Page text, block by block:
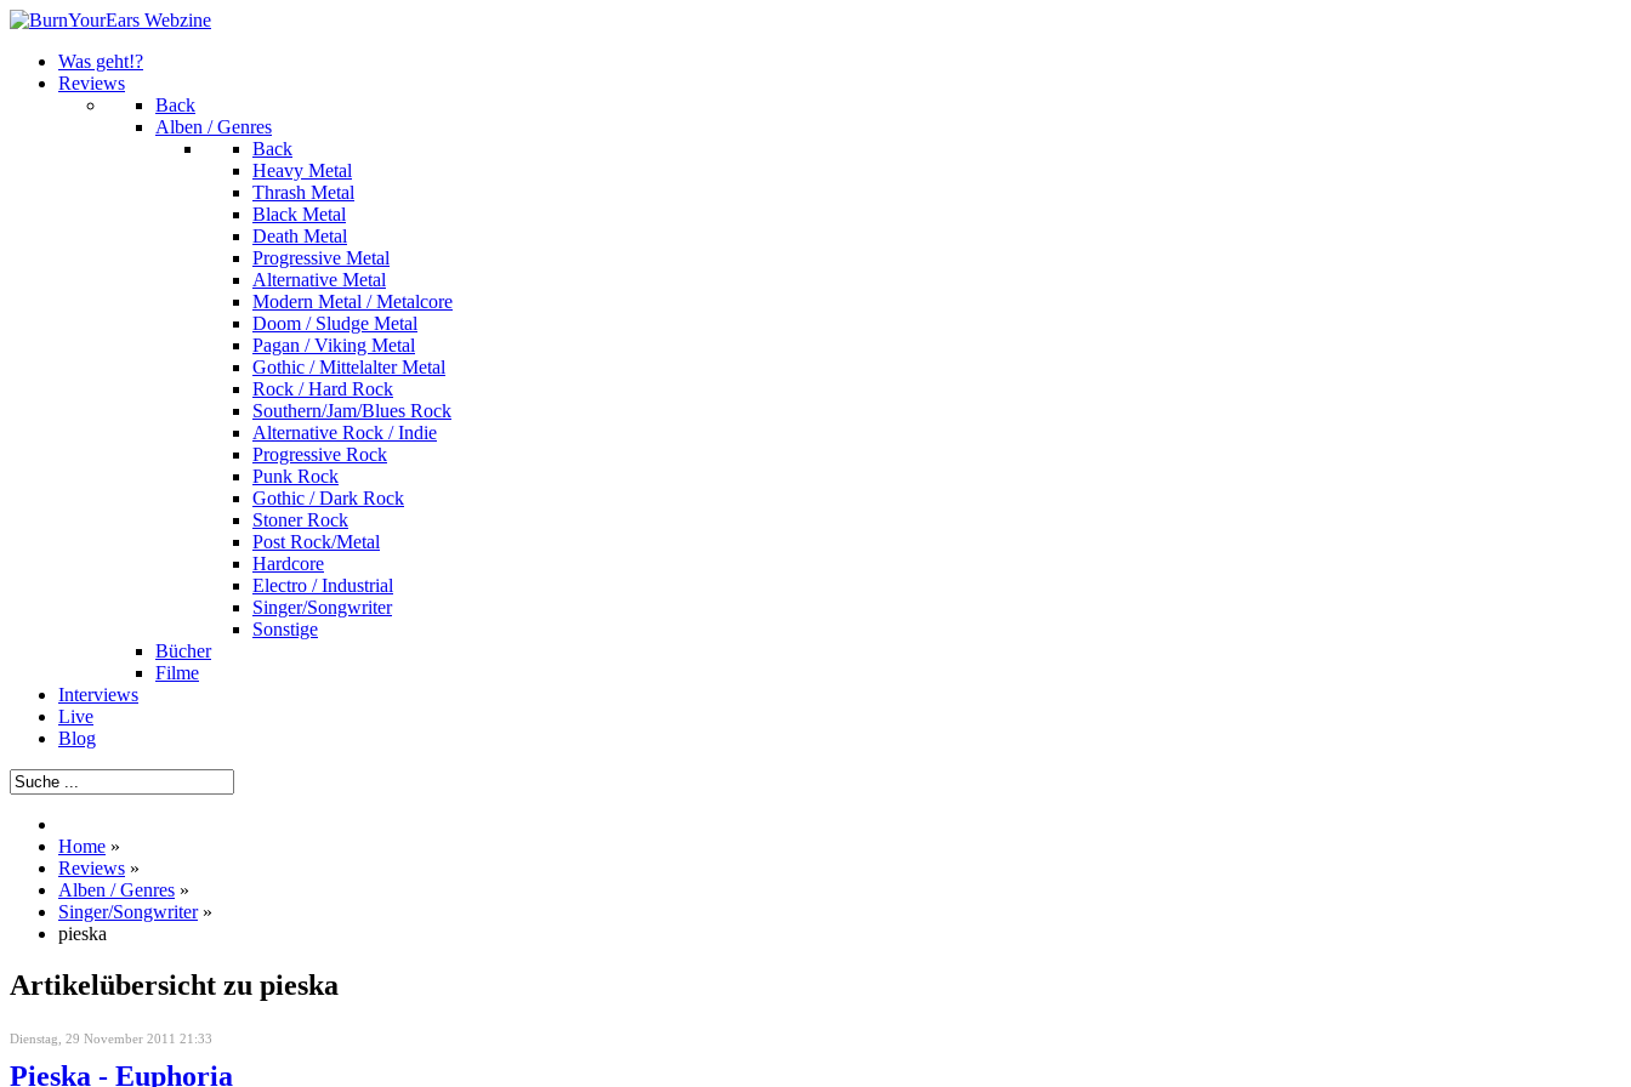
Was geht!?
Reviews
Back
Alben / Genres
Back
Heavy Metal
Thrash Metal
Black Metal
Death Metal
Progressive Metal
Alternative Metal
Modern Metal / Metalcore
Doom / Sludge Metal
Pagan / Viking Metal
Gothic / Mittelalter Metal
Rock / Hard Rock
Southern/Jam/Blues Rock
Alternative Rock / Indie
Progressive Rock
Punk Rock
Gothic / Dark Rock
Stoner Rock
Post Rock/Metal
Hardcore
Electro / Industrial
Singer/Songwriter
Sonstige
Bücher
Filme
Interviews
Live
Blog
Home »
Reviews »
Alben / Genres »
Singer/Songwriter »
pieska
Artikelübersicht zu pieska
Dienstag, 29 November 2011 21:33
Pieska - Euphoria